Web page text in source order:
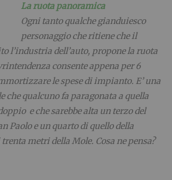
La ruota panoramica
Ogni tanto qualche gianduiesco
personaggio che ritiene che il
l’industria dell’auto, propone la ruota
consente appena per 6
le spese di impianto. E’ una
che qualcuno fa paragonata a quella
e che sarebbe alta un terzo del
Paolo e un quarto di quello della
metri della Mole. Cosa ne pensa?